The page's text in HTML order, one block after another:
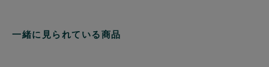
一緒に見られている商品